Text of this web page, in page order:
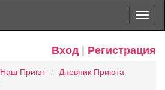
Вход | Регистрация
Наш Приют
Дневник Приюта